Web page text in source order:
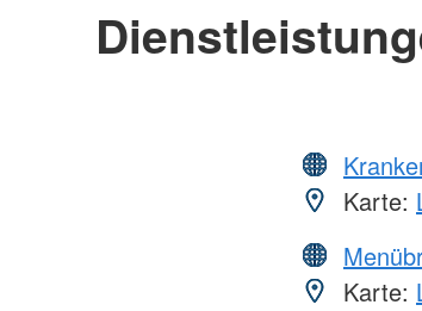
Karte:
Karte: